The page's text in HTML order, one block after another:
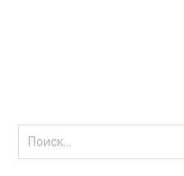
Найти: